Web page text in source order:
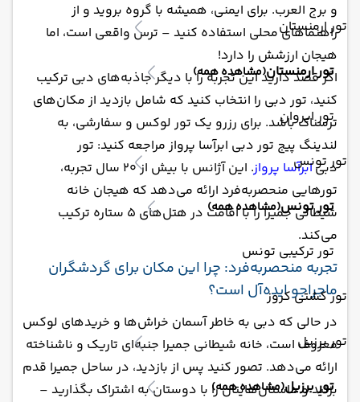
تور ارمنستان
تور ارمنستان(مشاهده همه)
تور ایروان
تور تونس
تور تونس(مشاهده همه)
تور ترکیبی تونس
تور کشتی کروز
تور برزیل
تور برزیل(مشاهده همه)
و برج العرب. برای ایمنی، همیشه با گروه بروید و از
راهنماهای محلی استفاده کنید – ترس واقعی است، اما
هیجان ارزشش را دارد!
اگر قصد دارید این تجربه را با دیگر جاذبه‌های دبی ترکیب
کنید، تور دبی را انتخاب کنید که شامل بازدید از مکان‌های
ترسناک باشد. برای رزرو یک تور لوکس و سفارشی، به
لندینگ پیج تور دبی ابرآسا پرواز مراجعه کنید: تور
دبیابرآسا پرواز
. این آژانس با بیش از ۲۰ سال تجربه،
تورهایی منحصربه‌فرد ارائه می‌دهد که هیجان خانه
شیطانی جمیرا را با اقامت در هتل‌های ۵ ستاره ترکیب
می‌کند.
تجربه منحصربه‌فرد: چرا این مکان برای گردشگران
ماجراجو ایده‌آل است؟
در حالی که دبی به خاطر آسمان‌ خراش‌ها و خریدهای لوکس
معروف است، خانه شیطانی جمیرا جنبه‌ای تاریک و ناشناخته
ارائه می‌دهد. تصور کنید پس از بازدید، در ساحل جمیرا قدم
بزنید و داستان‌هایتان را با دوستان به اشتراک بگذارید –